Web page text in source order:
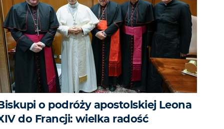
o podróży apostolskiej Leona
do Francji: wielka radość